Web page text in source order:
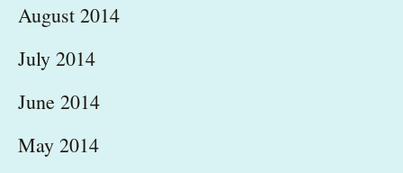
August 2014
July 2014
June 2014
May 2014